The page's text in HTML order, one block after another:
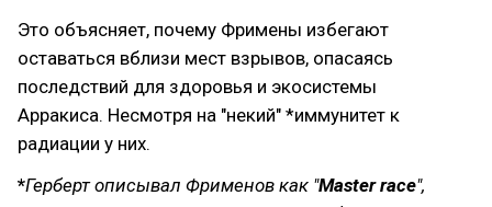
Это объясняет, почему Фримены избегают
оставаться вблизи мест взрывов, опасаясь
последствий для здоровья и экосистемы
Арракиса. Несмотря на "некий" *иммунитет к
радиации у них.
*Герберт описывал Фрименов как "Master race",